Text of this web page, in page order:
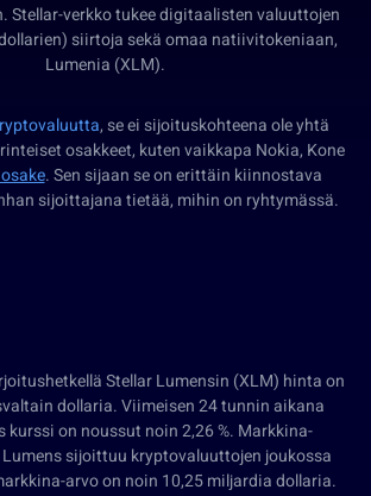
Stellar-verkko tukee digitaalisten valuuttojen
siirtoja sekä omaa natiivitokeniaan,
Lumenia (XLM).
, se ei sijoituskohteena ole yhtä
osakkeet, kuten vaikkapa Nokia, Kone
. Sen sijaan se on erittäin kiinnostava
sijoittajana tietää, mihin on ryhtymässä.
Stellar Lumensin (XLM) hinta on
dollaria. Viimeisen 24 tunnin aikana
kurssi on noussut noin 2,26 %. Markkina-
sijoittuu kryptovaluuttojen joukossa
arvo on noin 10,25 miljardia dollaria.